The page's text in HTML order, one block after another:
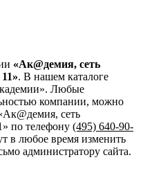
«Ак@демия, сеть
. В нашем каталоге
Любые
компании, можно
сеть
по телефону (495) 640-90-
в любое время изменить
администратору сайта.